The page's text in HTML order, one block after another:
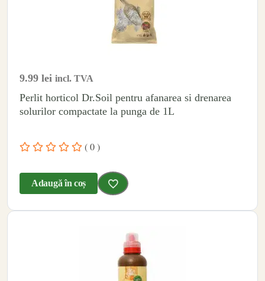
9.99 lei incl. TVA
Perlit horticol Dr.Soil pentru afanarea si drenarea
solurilor compactate la punga de 1L
( 0 )
Adaugă în coș